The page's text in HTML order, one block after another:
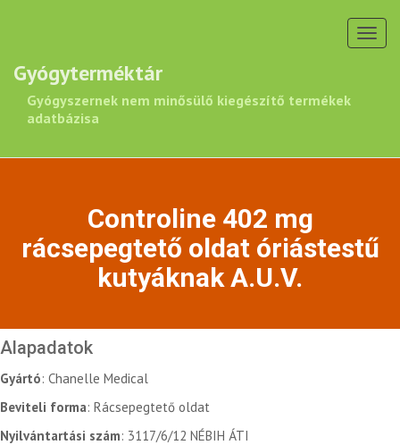
Gyógyterméktár
Gyógyszernek nem minősülő kiegészítő termékek
adatbázisa
Controline 402 mg
rácsepegtető oldat óriástestű
kutyáknak A.U.V.
Alapadatok
Gyártó: Chanelle Medical
Beviteli forma: Rácsepegtető oldat
Nyilvántartási szám: 3117/6/12 NÉBIH ÁTI